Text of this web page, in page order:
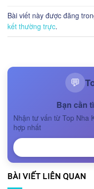
Bài viết này được đăng
kết thường trực.
💬
Bạn cần
Nhận tư vấn từ Top Nha
hợp nhất
BÀI VIẾT LIÊN QUAN